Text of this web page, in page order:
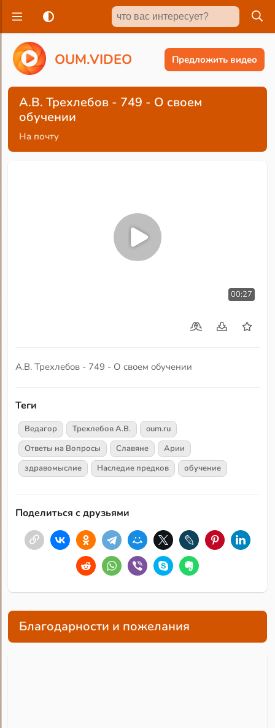
OUM.VIDEO Предложить видео
А.В. Трехлебов - 749 - О своем
обучении
На почту
00:27
А.В. Трехлебов - 749 - О своем обучении
Теги
Ведагор Трехлебов А.В.
oum.ru
Ответы на Вопросы
Славяне
Арии
здравомыслие
Наследие предков обучение
Поделиться с друзьями
Благодарности и пожелания